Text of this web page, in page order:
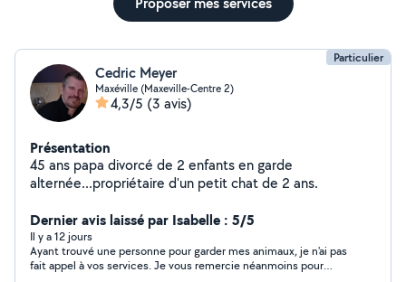
Particulier
Cedric Meyer
Maxéville (Maxeville-Centre 2)
4,3/5 (3 avis)
Présentation
45 ans papa divorcé de 2 enfants en garde
alternée...propriétaire d'un petit chat de 2 ans.
Dernier avis laissé par Isabelle : 5/5
Il y a 12 jours
Ayant trouvé une personne pour garder mes animaux, je n'ai pas
fait appel à vos services. Je vous remercie néanmoins pour